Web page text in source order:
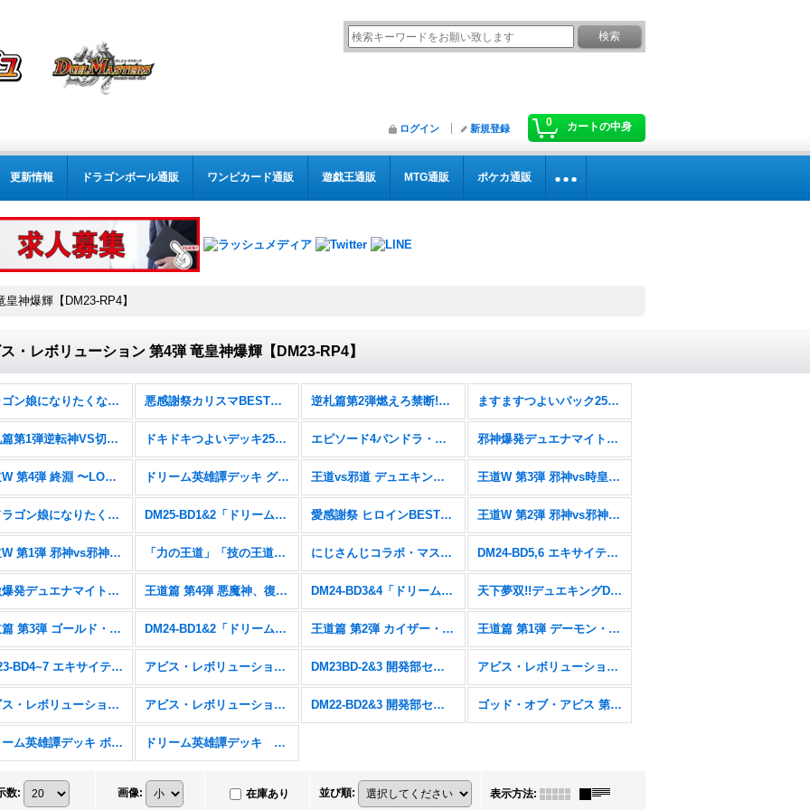
0 カートの中身
ログイン 新規登録
更新情報 ドラゴンボール通販 ワンピカード通販 遊戯王通販 MTG通販 ポケカ通販
神爆輝【DM23-RP4】
・レボリューション 第4弾 竜皇神爆輝【DM23-RP4】
ドラゴン娘になりたくないっ！ 文化祭だョ！全員集合!!ドラ娘100％パック【DM26-EX3】 悪感謝祭カリスマBEST【DM26-EX2】 逆札篇第2弾燃えろ禁断!逆転のドギラゴン革命!!【DM26-RP2】 ますますつよいパック25の援軍【DM26-EX1】
逆札篇第1弾逆転神VS切札竜【DM26-RP1】 ドキドキつよいデッキ25の王道【DM26-SD1】 エピソード4パンドラ・ウォーズ【DM25-EX4】 邪神爆発デュエナマイトパック「王道W」【DM25-EX3】
王道W 第4弾 終淵 〜LOVE＆ABYSS〜【DM25-RP4】 ドリーム英雄譚デッキ グレンモルトの書【DM25-BD3】 王道vs邪道 デュエキングWDreaM 2025【DM25-EX2】 王道W 第3弾 邪神vs時皇 〜ビヨンド・ザ・タイム〜【DM25-RP3】
「ドラゴン娘になりたくないっ!」はじけろスポーツ！青春☆ワールドカップ!!【DM25-SP2】 DM25-BD1&2「ドリーム英雄譚デッキ ボルシャックの書&アルカディアスの書」 愛感謝祭 ヒロインBEST【DM25-EX1】 王道W 第2弾 邪神vs邪神II 〜ジャシン・イン・ザ・シェル〜【DM25-RP2】
王道W 第1弾 邪神vs邪神 〜ソウル・オブ・ジ・アビス〜【DM25-RP1】 「力の王道」「技の王道」「Jack-Pot-Live!! in 桜龍高校」【DM25-SD1&2&SP1】 にじさんじコラボ・マスターズ「異次元の超獣使い」【DM24-EX4】 DM24-BD5,6 エキサイティング・デュエパ・デッキ「アセビと異世界フェアリーたち」&「ツラトゥストラは水晶と語らう」
刺激爆発デュエナマイトパック【DM24-EX3】 王道篇 第4弾 悪魔神、復活【DM24-RP4】 DM24-BD3&4「ドリーム英雄譚デッキ モモキングの書&ナイトメア黙示録デッキ バロムの章」 天下夢双!!デュエキングDreaM 2024【DM24-EX2】
王道篇 第3弾 ゴールド・オブ・ハイパーエンジェル【DM24-RP3】 DM24-BD1&2「ドリーム英雄譚デッキ ドギラゴンの書&ジョニーの書」 王道篇 第2弾 カイザー・オブ・ハイパードラゴン【DM24-RP2】 王道篇 第1弾 デーモン・オブ・ハイパームーン【DM24-RP1】
DM23-BD4~7 エキサイティング・デュエパ・デッキ アビス・レボリューション 第4弾 竜皇神爆輝【DM23-RP4】 DM23BD-2&3 開発部セレクションデッキ「火闇邪王門」& 「水闇自然ハンデス」 アビス・レボリューション 第3弾 魔覇革命【DM23-RP3】
アビス・レボリューション 第2弾 忍邪乱武【DM23-RP2】 アビス・レボリューション 第1弾 双竜戦記【DM23-RP1】 DM22-BD2&3 開発部セレクションデッキ「光水火鬼羅.Star」& 「7軸ガチロボ」 ゴッド・オブ・アビス 第2弾 轟炎の竜皇【DM22-RP2】
ドリーム英雄譚デッキ ボルシャックの書【DM25-BD1】 ドリーム英雄譚デッキ アルカディアスの書【DM25-BD2】
数: 画像: 在庫あり 並び順: 表示方法: